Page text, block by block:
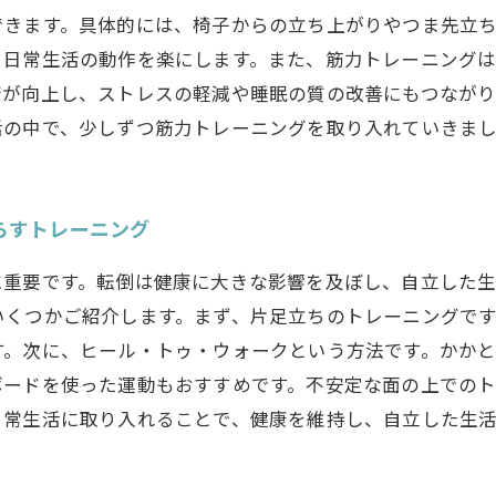
ます。具体的には、椅子からの立ち上がりやつま先立
常生活の動作を楽にします。また、筋力トレーニング
向上し、ストレスの軽減や睡眠の質の改善にもつなが
中で、少しずつ筋力トレーニングを取り入れていきま
すトレーニング
要です。転倒は健康に大きな影響を及ぼし、自立した
つかご紹介します。まず、片足立ちのトレーニングで
次に、ヒール・トゥ・ウォークという方法です。かか
ドを使った運動もおすすめです。不安定な面の上での
生活に取り入れることで、健康を維持し、自立した生